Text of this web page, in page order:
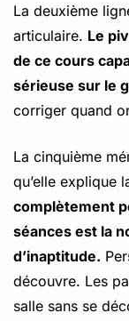
La deuxième
articulaire. Le
de ce cours
sérieuse sur le
corriger quand
La cinquième
qu’elle explique
complètement
séances est la
d’inaptitude.
découvre. Les
salle sans se